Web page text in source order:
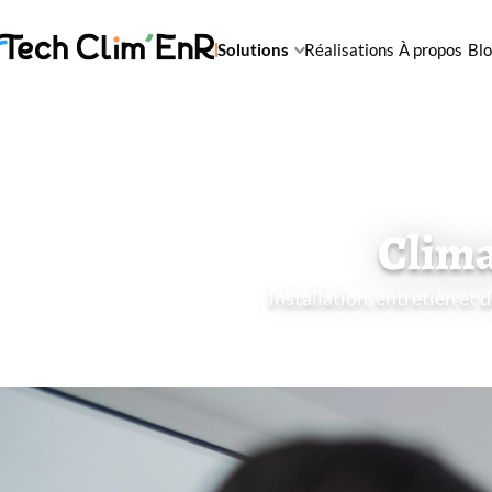
Solutions Réalisations À propos
Installation, entretien et